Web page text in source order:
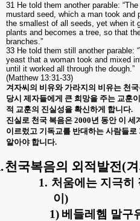
31 He told them another parable:
mustard seed, which a man took and
the smallest of all seeds, yet when it
plants and becomes a tree, so that
branches.”
33 He told them still another parable:
yeast that a woman took and mixed
until it worked all through the dough.”
(Matthew 13:31-33)
겨자씨의 비유와 가라지의 비유는 천
당시 제자들에게 큰 희망을 주는 교훈
적 교훈의 진실성을 확신하게 합니다.
진실로 천국 복음은 2000년 동안 이 세
이르렀고 기독교를 반대하는 사람들
알아야 합니다.
천국복음의 외적발전(
1. 처움에는 지극히
이 )
1) 베들레헴 말구